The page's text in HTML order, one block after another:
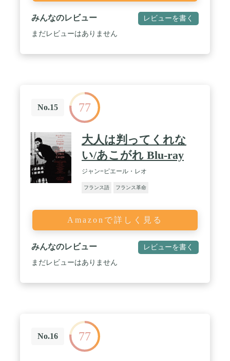
みんなのレビュー レビューを書く
まだレビューはありません
No.15 77
大人は判ってくれな
い/あこがれ Blu-ray
ジャン=ピエール・レオ
フランス語 フランス革命
Amazonで詳しく見る
みんなのレビュー レビューを書く
まだレビューはありません
No.16 77